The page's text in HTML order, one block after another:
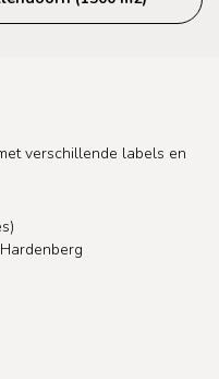
verschillende labels en